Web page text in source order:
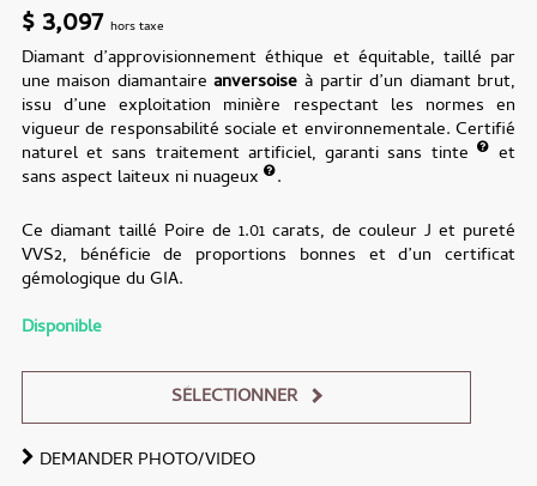
$3,097 hors taxe
Diamant d’approvisionnement éthique et équitable, taillé par
une maison diamantaireanversoise à partir d’un diamant brut,
issu d’une exploitation minière respectant les normes en
vigueur de responsabilité sociale et environnementale. Certifié
naturel et sans traitement artificiel, garanti sans tinte
et
sans aspect laiteux ni nuageux
.
Ce diamant taillé Poire de 1.01 carats, de couleur J et pureté
VVS2, bénéficie de proportions bonnes et d’un certificat
gémologique du GIA.
Disponible
SÉLECTIONNER
Alternative:
DEMANDER PHOTO/VIDEO